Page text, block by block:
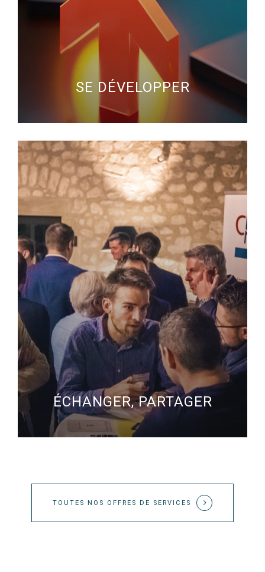
SE DÉVELOPPER
ÉCHANGER, PARTAGER
COMMISSIONS
TERRITORIALES ET SECTIONS
ÉVÈNEMENTS TERRITORIAUX
TOUTES NOS OFFRES DE SERVICES